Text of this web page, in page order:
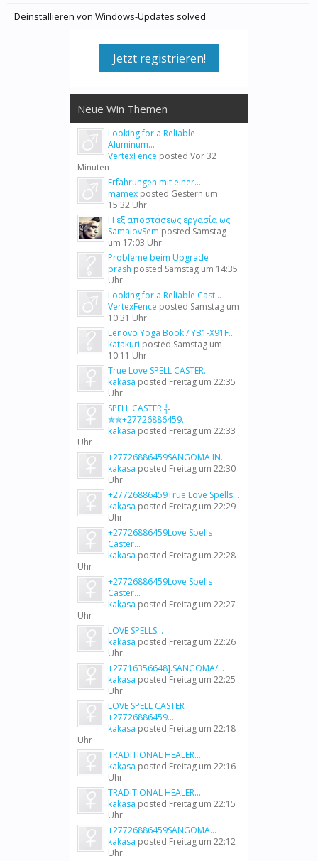
Deinstallieren von Windows-Updates solved
Jetzt registrieren!
Neue Win Themen
Looking for a Reliable
Aluminum...
VertexFence posted Vor 32
Minuten
Erfahrungen mit einer...
mamex posted Gestern um
15:32 Uhr
Η εξ αποστάσεως εργασία ως
SamalovSem posted Samstag
um 17:03 Uhr
Probleme beim Upgrade
prash posted Samstag um 14:35
Uhr
Looking for a Reliable Cast...
VertexFence posted Samstag um
10:31 Uhr
Lenovo Yoga Book / YB1-X91F...
katakuri posted Samstag um
10:11 Uhr
True Love SPELL CASTER...
kakasa posted Freitag um 22:35
Uhr
SPELL CASTER ╬
✯✯+27726886459...
kakasa posted Freitag um 22:33
Uhr
+27726886459SANGOMA IN...
kakasa posted Freitag um 22:30
Uhr
+27726886459True Love Spells...
kakasa posted Freitag um 22:29
Uhr
+27726886459Love Spells
Caster...
kakasa posted Freitag um 22:28
Uhr
+27726886459Love Spells
Caster...
kakasa posted Freitag um 22:27
Uhr
LOVE SPELLS...
kakasa posted Freitag um 22:26
Uhr
+27716356648].SANGOMA/...
kakasa posted Freitag um 22:25
Uhr
LOVE SPELL CASTER
+27726886459...
kakasa posted Freitag um 22:18
Uhr
TRADITIONAL HEALER...
kakasa posted Freitag um 22:16
Uhr
TRADITIONAL HEALER...
kakasa posted Freitag um 22:15
Uhr
+27726886459SANGOMA...
kakasa posted Freitag um 22:12
Uhr